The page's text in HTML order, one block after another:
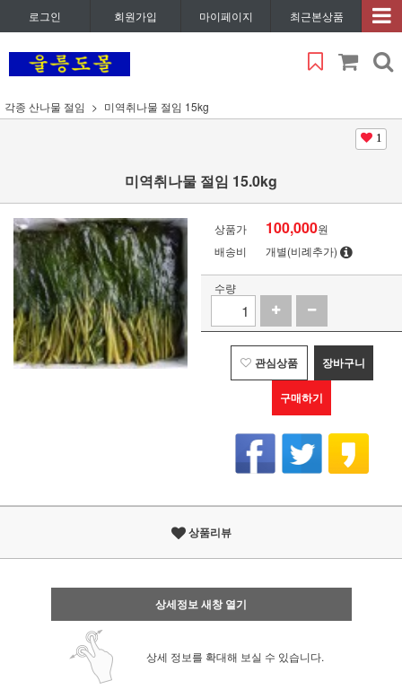
로그인 회원가입 마이페이지 최근본상품
각종 산나물 절임 미역취나물 절임 15kg
1
미역취나물 절임 15.0kg
상품가 100,000원
배송비
개별(비례추가)
수량
관심상품 장바구니
구매하기
상품리뷰
상세정보 새창 열기
상세 정보를 확대해 보실 수 있습니다.